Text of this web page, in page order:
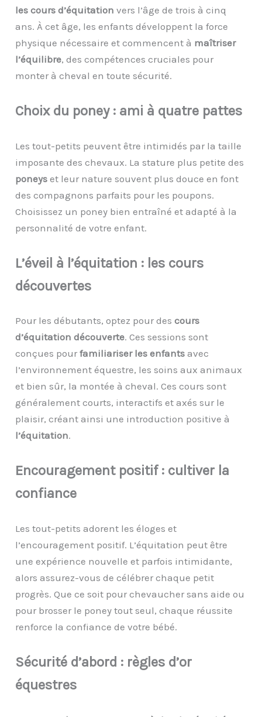
les cours d’équitation vers l’âge de trois à cinq
ans. À cet âge, les enfants développent la force
physique nécessaire et commencent à maîtriser
l’équilibre, des compétences cruciales pour
monter à cheval en toute sécurité.
Choix du poney : ami à quatre pattes
Les tout-petits peuvent être intimidés par la taille
imposante des chevaux. La stature plus petite des
poneys et leur nature souvent plus douce en font
des compagnons parfaits pour les poupons.
Choisissez un poney bien entraîné et adapté à la
personnalité de votre enfant.
L’éveil à l’équitation : les cours
découvertes
Pour les débutants, optez pour descours
d’équitation découverte. Ces sessions sont
conçues pourfamiliariser lesenfantsavec
l’environnement équestre, les soins aux animaux
et bien sûr, la montée à cheval. Ces cours sont
généralement courts, interactifs et axés sur le
plaisir, créant ainsi une introduction positive à
l’équitation.
Encouragement positif : cultiver la
confiance
Les tout-petits adorent les éloges et
l’encouragement positif. L’équitation peut être
une expérience nouvelle et parfois intimidante,
alors assurez-vous de célébrer chaque petit
progrès. Que ce soit pour chevaucher sans aide ou
pour brosser le poney tout seul, chaque réussite
renforce la confiance de votre bébé.
Sécurité d’abord : règles d’or
équestres